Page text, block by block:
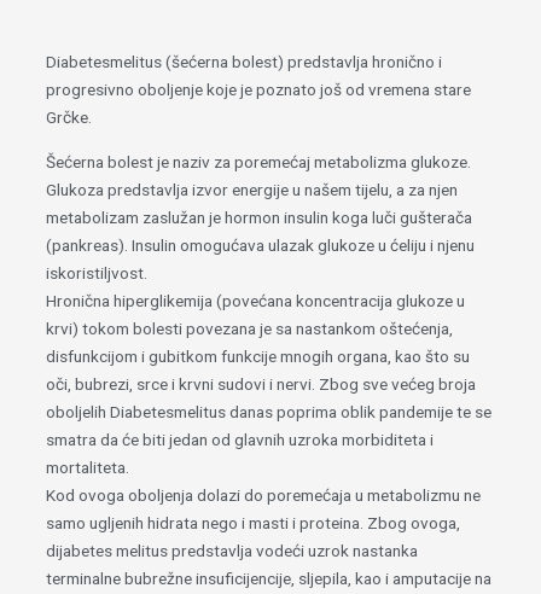
Diabetesmelitus (šećerna bolest) predstavlja hronično i
progresivno oboljenje koje je poznato još od vremena stare
Grčke.
Šećerna bolest je naziv za poremećaj metabolizma glukoze.
Glukoza predstavlja izvor energije u našem tijelu, a za njen
metabolizam zaslužan je hormon insulin koga luči gušterača
(pankreas). Insulin omogućava ulazak glukoze u ćeliju i njenu
iskoristiljvost.
Hronična hiperglikemija (povećana koncentracija glukoze u
krvi) tokom bolesti povezana je sa nastankom oštećenja,
disfunkcijom i gubitkom funkcije mnogih organa, kao što su
oči, bubrezi, srce i krvni sudovi i nervi. Zbog sve većeg broja
oboljelih Diabetesmelitus danas poprima oblik pandemije te se
smatra da će biti jedan od glavnih uzroka morbiditeta i
mortaliteta.
Kod ovoga oboljenja dolazi do poremećaja u metabolizmu ne
samo ugljenih hidrata nego i masti i proteina. Zbog ovoga,
dijabetes melitus predstavlja vodeći uzrok nastanka
terminalne bubrežne insuficijencije, sljepila, kao i amputacije na